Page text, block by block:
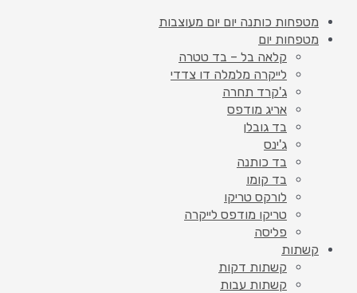
מטפחות כותנה יום יום מעוצבות
מטפחות יום
קלאה בל – בד טטרה
לייקרה מלמלה דו צדדי
ג'קרד תחרה
אריג מודפס
בד גובלן
ג'ינס
בד כותנה
בד קומו
לורקס טריקו
טריקו מודפס לייקרה
פליסה
קשתות
קשתות דקות
קשתות עבות